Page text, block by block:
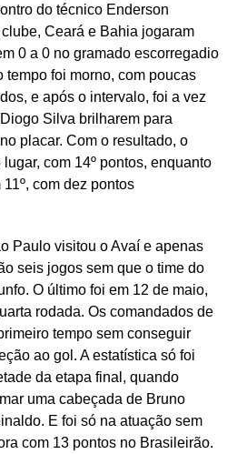
do técnico Enderson
Ceará e Bahia jogaram
0 a 0 no gramado escorregadio
tempo foi morno, com poucas
e após o intervalo, foi a vez
Silva brilharem para
placar. Com o resultado, o
com 14º pontos, enquanto
com dez pontos
Paulo visitou o Avaí e apenas
seis jogos sem que o time do
O último foi em 12 de maio,
rodada. Os comandados de
tempo sem conseguir
ao gol. A estatística só foi
da etapa final, quando
uma cabeçada de Bruno
E foi só na atuação sem
com 13 pontos no Brasileirão.